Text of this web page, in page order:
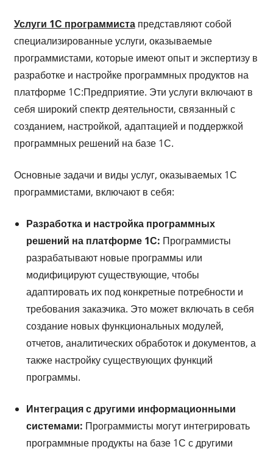
Услуги 1С программистапредставляют собой
специализированные услуги, оказываемые
программистами, которые имеют опыт и экспертизу в
разработке и настройке программных продуктов на
платформе 1С:Предприятие. Эти услуги включают в
себя широкий спектр деятельности, связанный с
созданием, настройкой, адаптацией и поддержкой
программных решений на базе 1С.
Основные задачи и виды услуг, оказываемых 1С
программистами, включают в себя:
Разработка и настройка программных
решений на платформе 1С: Программисты
разрабатывают новые программы или
модифицируют существующие, чтобы
адаптировать их под конкретные потребности и
требования заказчика. Это может включать в себя
создание новых функциональных модулей,
отчетов, аналитических обработок и документов, а
также настройку существующих функций
программы.
Интеграция с другими информационными
системами: Программисты могут интегрировать
программные продукты на базе 1С с другими